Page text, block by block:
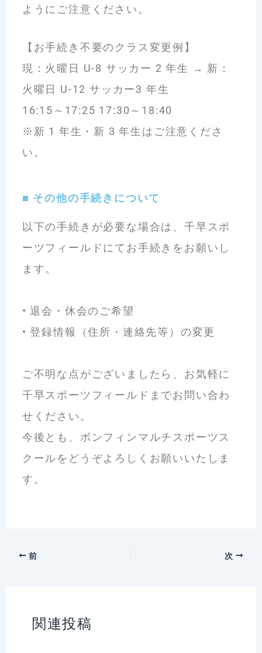
ようにご注意ください。
【お手続き不要のクラス変更例】
現：火曜日 U-8 サッカー 2 年生 → 新：
火曜日 U-12 サッカー3 年生
16:15～17:25 17:30～18:40
※新 1 年生・新 3 年生はご注意くださ
い。
■ その他の手続きについて
以下の手続きが必要な場合は、千早スポ
ーツフィールドにてお手続きをお願いし
ます。
• 退会・休会のご希望
• 登録情報（住所・連絡先等）の変更
ご不明な点がございましたら、お気軽に
千早スポーツフィールドまでお問い合わ
せください。
今後とも、ボンフィンマルチスポーツス
クールをどうぞよろしくお願いいたしま
す。
前 次
関連投稿